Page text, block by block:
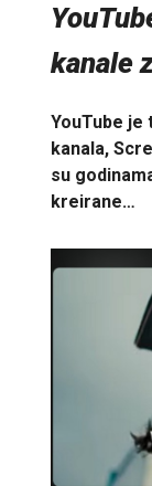
kanale
YouTube je
kanala,
su
kreirane…